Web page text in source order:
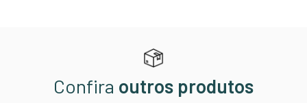
Confira outros produtos